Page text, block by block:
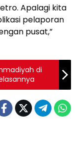
Apalagi kita
pelaporan
pusat,”
di